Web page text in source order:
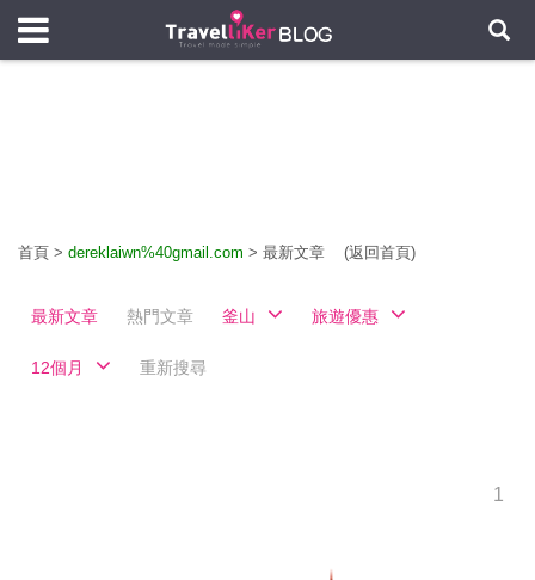
首頁 > dereklaiwn%40gmail.com > 最新文章 (返回首頁)
最新文章 熱門文章 釜山 旅遊優惠
12個月 重新搜尋
1